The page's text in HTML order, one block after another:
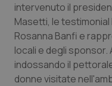
Campania
Emilia-
Friuli Venezia
Car-T
Colesterolo &
Dermatite
intervenuto il
Masetti, le
Rosanna Banfi e
locali e degli sponsor.
indossando il
donne visitate